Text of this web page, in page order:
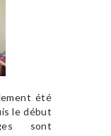
été
le début
sont